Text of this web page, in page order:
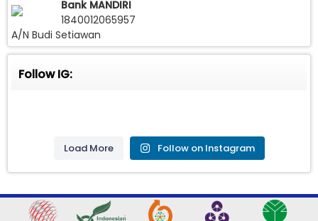
Bank MANDIRI
1840012065957
A/N Budi Setiawan
Follow IG:
Load More Follow on Instagram